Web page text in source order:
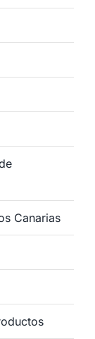
Canarias